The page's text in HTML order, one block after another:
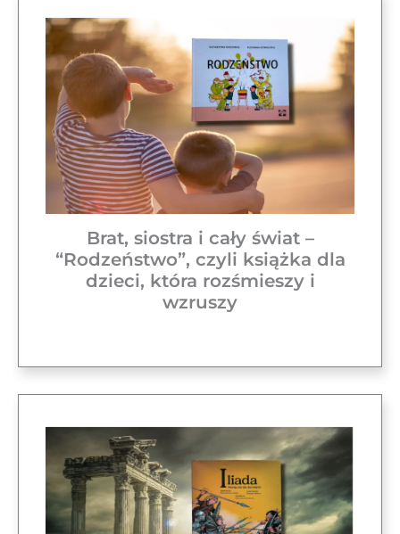
Brat, siostra i cały świat –
“Rodzeństwo”, czyli książka dla
dzieci, która rozśmieszy i
wzruszy